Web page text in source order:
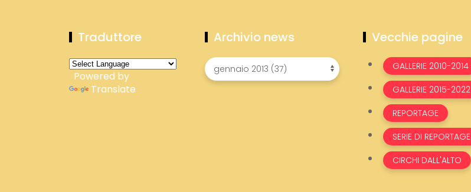
Traduttore
Powered by
Translate
Archivio news Vecchie pagine
GALLERIE 2010-2014
GALLERIE 2015-2022
REPORTAGE
SERIE DI REPORTAGE
CIRCHI DALL'ALTO